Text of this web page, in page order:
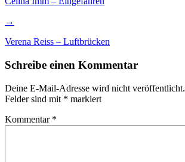
→
Verena Reiss – Luftbrücken
Schreibe einen Kommentar
Deine E-Mail-Adresse wird nicht veröffentlicht.
Felder sind mit * markiert
Kommentar *